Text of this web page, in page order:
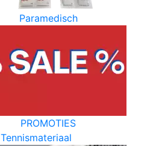
Paramedisch
PROMOTIES
Tennismateriaal